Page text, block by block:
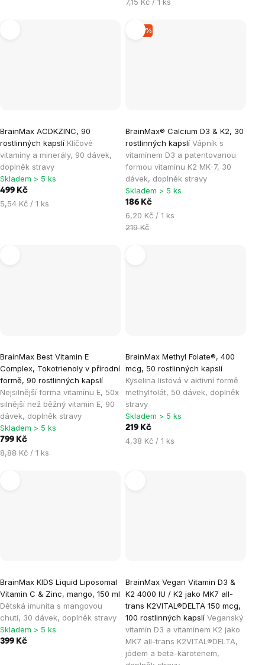
BrainMax ACDKZINC, 90
rostlinných kapslí Klíčové
vitamíny a minerály, 90 dávek,
doplněk stravy
Skladem > 5 ks
499 Kč
Měrná
5,54 Kč / 1 ks
–15 %
BrainMax® Calcium D3 & K2, 30
rostlinných kapslí Vápník s
vitamínem D3 a patentovanou
formou vitamínu K2 MK-7, 30
dávek, doplněk stravy
Skladem > 5 ks
186 Kč
Měrná
cena:
6,20 Kč / 1 ks
219 Kč
BrainMax Best Vitamin E
Complex, Tokotrienoly v přírodní
formě, 90 rostlinných kapslí
Nejsilnější forma vitamínu E, 50x
silnější než běžný vitamín E, 90
dávek, doplněk stravy
Skladem > 5 ks
799 Kč
Měrná
8,88 Kč / 1 ks
BrainMax Methyl Folate®, 400
mcg, 50 rostlinných kapslí
Kyselina listová v aktivní formě
methylfolát, 50 dávek, doplněk
stravy
Skladem > 5 ks
219 Kč
Měrná
4,38 Kč / 1 ks
BrainMax KIDS Liquid Liposomal
Vitamin C & Zinc, mango, 150 ml
Dětská imunita s mangovou
chutí, 30 dávek, doplněk stravy
Skladem > 5 ks
399 Kč
BrainMax Vegan Vitamin D3 &
K2 4000 IU / K2 jako MK7 all-
trans K2VITAL®DELTA 150 mcg,
100 rostlinných kapslí Veganský
vitamín D3 a vitamínem K2 jako
MK7 all-trans K2VITAL®DELTA,
jódem a beta-karotenem,